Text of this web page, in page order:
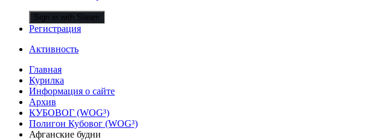
Sign in with Steam
Регистрация
Активность
Главная
Курилка
Информация о сайте
Архив
КУБОВОГ (WOG³)
Полигон Кубовог (WOG³)
Афганские будни